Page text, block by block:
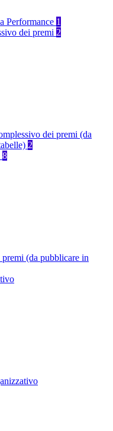
Performance 1
dei premi 2
dei premi (da
2
8
(da pubblicare in